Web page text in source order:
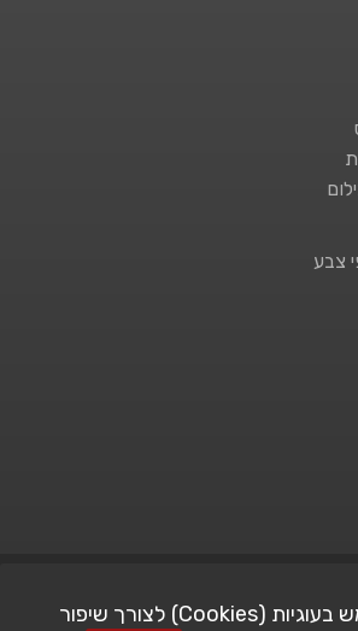
צבע
אתר זה משתמש בעוגיות (Cookies) לצורך שיפור